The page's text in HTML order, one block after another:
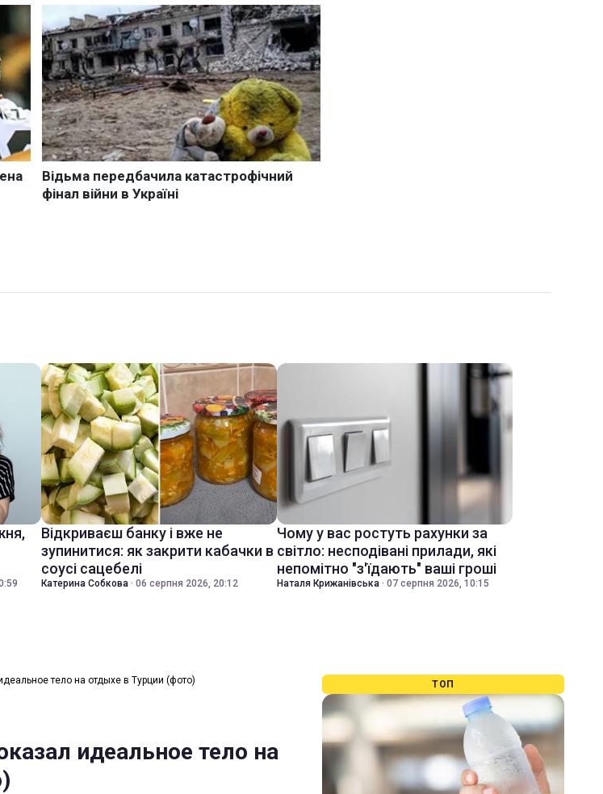
Відкриваєш банку і вже не
зупинитися: як закрити кабачки в
соусі сацебелі
Катерина Собкова · 06 серпня 2026, 20:12
Чому у вас ростуть рахунки за
світло: несподівані прилади, які
непомітно "з'їдають" ваші гроші
Наталя Крижанівська · 07 серпня 2026, 10:15
тело на отдыхе в Турции (фото)
идеальное тело на
ТОП